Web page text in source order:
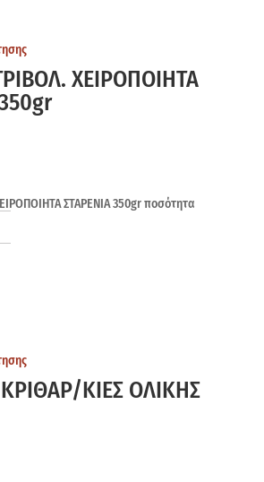
ΧΕΙΡΟΠΟΙΗΤΑ
ΣΤΑΡΕΝΙΑ 350gr ποσότητα
ΚΙΕΣ ΟΛΙΚΗΣ